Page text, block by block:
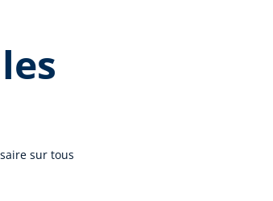
sur tous